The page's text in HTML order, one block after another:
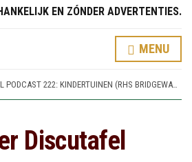
EN ZÓNDER ADVERTENTIES.
MENU
DISCUTAFEL PODCAST 222: KINDERTUINEN (RHS BRIDGEWATER 7)
DISCUTAFEL PODCAST 221: SAMENTUINEN (RHS BRIDGEWATER 6)
Discutafel